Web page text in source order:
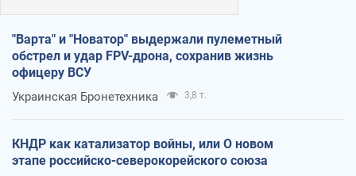
"Варта" и "Новатор" выдержали пулеметный
обстрел и удар FPV-дрона, сохранив жизнь
офицеру ВСУ
Украинская Бронетехника 3,8 т.
КНДР как катализатор войны, или О новом
этапе российско-северокорейского союза